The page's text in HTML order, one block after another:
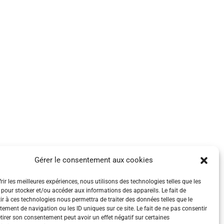
Gérer le consentement aux cookies
les meilleures expériences, nous utilisons des technologies telles que les
stocker et/ou accéder aux informations des appareils. Le fait de
à ces technologies nous permettra de traiter des données telles que le
de navigation ou les ID uniques sur ce site. Le fait de ne pas consentir
son consentement peut avoir un effet négatif sur certaines